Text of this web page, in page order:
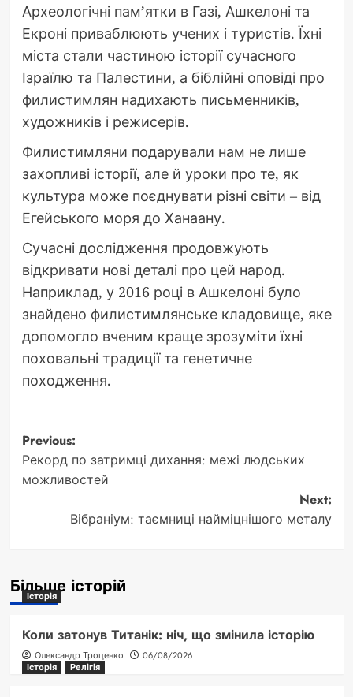
Археологічні пам’ятки в Газі, Ашкелоні та
Екроні приваблюють учених і туристів. Їхні
міста стали частиною історії сучасного
Ізраїлю та Палестини, а біблійні оповіді про
филистимлян надихають письменників,
художників і режисерів.
Филистимляни подарували нам не лише
захопливі історії, але й уроки про те, як
культура може поєднувати різні світи – від
Егейського моря до Ханаану.
Сучасні дослідження продовжують
відкривати нові деталі про цей народ.
Наприклад, у 2016 році в Ашкелоні було
знайдено филистимлянське кладовище, яке
допомогло вченим краще зрозуміти їхні
поховальні традиції та генетичне
походження.
Post
navigation
Previous:
Рекорд по затримці дихання: межі людських
можливостей
Next:
Вібраніум: таємниці найміцнішого металу
Більше історій
Історія
Коли затонув Титанік: ніч, що змінила історію
Олександр Троценко
06/08/2026
Історія
Релігія